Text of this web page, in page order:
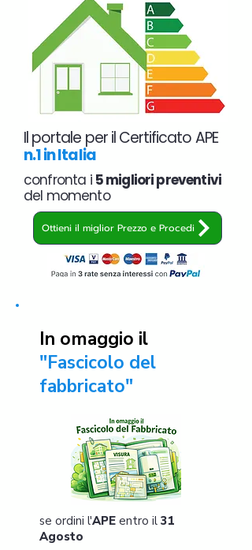
Il portale per il Certificato APE
n.1 in Italia
confronta i 5 migliori preventivi
del momento
Ottieni il miglior Prezzo e Procedi
In omaggio il
"Fascicolo del
fabbricato"
se ordini l'APE entro il 31
Agosto